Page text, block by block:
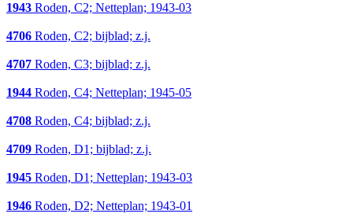
1943 Roden, C2; Netteplan; 1943-03
4706 Roden, C2; bijblad; z.j.
4707 Roden, C3; bijblad; z.j.
1944 Roden, C4; Netteplan; 1945-05
4708 Roden, C4; bijblad; z.j.
4709 Roden, D1; bijblad; z.j.
1945 Roden, D1; Netteplan; 1943-03
1946 Roden, D2; Netteplan; 1943-01